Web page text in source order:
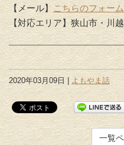
【メール】 こちらのフォー
【対応エリア】狭山市・川
2020年03月09日 | よもやま話
一覧